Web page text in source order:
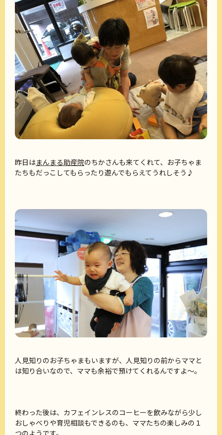
昨日はまんまる助産院のちかさんも来てくれて、お子ちゃま
たちもだっこしてもらったり遊んでもらえてうれしそう♪
人見知りのお子ちゃまもいますが、人見知りの前からママと
は知り合いなので、ママも余裕で預けてくれるんですよ～。
終わった後は、カフェインレスのコーヒーを飲みながら少し
おしゃべりや育児相談もできるのも、ママたちの楽しみの１
つのようです。